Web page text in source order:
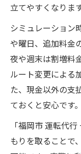
立てやすくなります
シミュレーション
や曜日、追加料金
夜や週末は割増料
ルート変更による
た、現金以外の支
ておくと安心です。
「福岡市 運転代
もりを取ることで